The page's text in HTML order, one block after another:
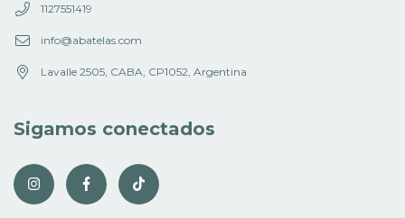
1127551419
info@abatelas.com
Lavalle 2505, CABA, CP1052, Argentina
Sigamos conectados